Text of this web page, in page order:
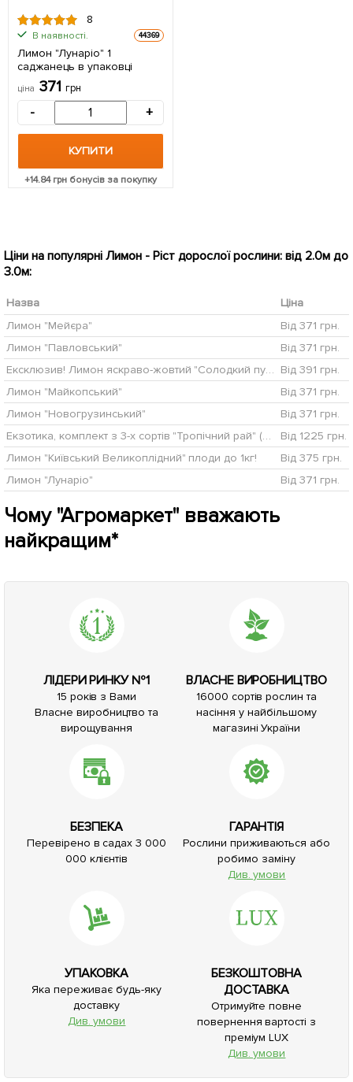
8
В наявності. 44369
Лимон "Лунаріо" 1
саджанець в упаковці
ціна 371 грн
- +
КУПИТИ
+14.84грн бонусів за покупку
Ціни на популярні Лимон - Ріст дорослої рослини: від 2.0м до
3.0м:
Назва
Ціна
Лимон "Мейєра"
Від 371 грн.
Лимон "Павловський"
Від 371 грн.
Ексклюзив! Лимон яскраво-жовтий "Солодкий пунш" (Sweet punch) (преміальний сорт, гібрид мандарина і цитрона) Від 391 грн.
Лимон "Майкопський"
Від 371 грн.
Лимон "Новогрузинський"
Від 371 грн.
Екзотика, комплект з 3-х сортів "Тропічний рай" (Tropical paradise) 3шт саджанців + найкраще добриво
Від 1225 грн.
Лимон "Київський Великоплідний" плоди до 1кг!
Від 375 грн.
Лимон "Лунаріо"
Від 371 грн.
Чому "Агромаркет" вважають
найкращим*
ЛІДЕРИ РИНКУ №1
15 років з Вами
Власне виробництво та
вирощування
ВЛАСНЕ ВИРОБНИЦТВО
16000 сортів рослин та
насіння у найбільшому
магазині України
БЕЗПЕКА
Перевірено в садах 3 000
000 клієнтів
ГАРАНТІЯ
Рослини приживаються або
робимо заміну
Див. умови
УПАКОВКА
Яка переживає будь-яку
доставку
Див. умови
БЕЗКОШТОВНА
ДОСТАВКА
Отримуйте повне
повернення вартості з
преміум LUX
Див. умови